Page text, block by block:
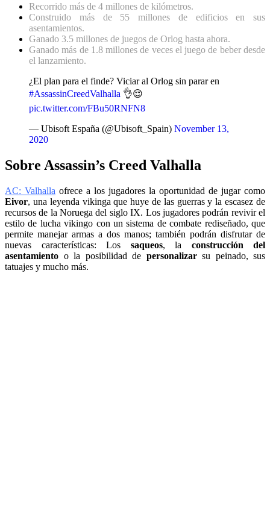
Recorrido más de 4 millones de kilómetros.
Construido más de 55 millones de edificios en sus
asentamientos.
Ganado 3.5 millones de juegos de Orlog hasta ahora.
Ganado más de 1.8 millones de veces el juego de beber desde
el lanzamiento.
¿El plan para el finde? Viciar al Orlog sin parar en
#AssassinCreedValhalla 👌😌
pic.twitter.com/FBu50RNFN8
— Ubisoft España (@Ubisoft_Spain) November 13,
2020
Sobre Assassin’s Creed Valhalla
AC: Valhalla ofrece a los jugadores la oportunidad de jugar como
Eivor, una leyenda vikinga que huye de las guerras y la escasez de
recursos de la Noruega del siglo IX. Los jugadores podrán revivir el
estilo de lucha vikingo con un sistema de combate rediseñado, que
permite manejar armas a dos manos; también podrán disfrutar de
nuevas características: Los saqueos, la construcción del
asentamiento o la posibilidad de personalizarsu peinado, sus
tatuajes y mucho más.